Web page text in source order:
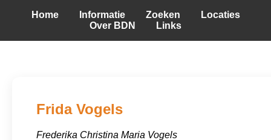
Home Informatie Zoeken
Locaties
Over BDN
Links
Frida Vogels
Frederika Christina Maria Vogels